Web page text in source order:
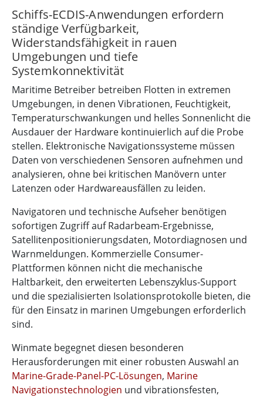
Schiffs-ECDIS-Anwendungen erfordern
ständige Verfügbarkeit,
Widerstandsfähigkeit in rauen
Umgebungen und tiefe
Systemkonnektivität
Maritime Betreiber betreiben Flotten in extremen
Umgebungen, in denen Vibrationen, Feuchtigkeit,
Temperaturschwankungen und helles Sonnenlicht die
Ausdauer der Hardware kontinuierlich auf die Probe
stellen. Elektronische Navigationssysteme müssen
Daten von verschiedenen Sensoren aufnehmen und
analysieren, ohne bei kritischen Manövern unter
Latenzen oder Hardwareausfällen zu leiden.
Navigatoren und technische Aufseher benötigen
sofortigen Zugriff auf Radarbeam-Ergebnisse,
Satellitenpositionierungsdaten, Motordiagnosen und
Warnmeldungen. Kommerzielle Consumer-
Plattformen können nicht die mechanische
Haltbarkeit, den erweiterten Lebenszyklus-Support
und die spezialisierten Isolationsprotokolle bieten, die
für den Einsatz in marinen Umgebungen erforderlich
sind.
Winmate begegnet diesen besonderen
Herausforderungen mit einer robusten Auswahl an
Marine-Grade-Panel-PC-Lösungen, Marine
Navigationstechnologien und vibrationsfesten,